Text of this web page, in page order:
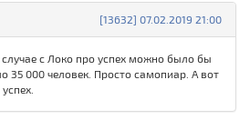
[13632] 07.02.2019 21:00
с Локо про успех можно было бы
35 000 человек. Просто самопиар. А вот